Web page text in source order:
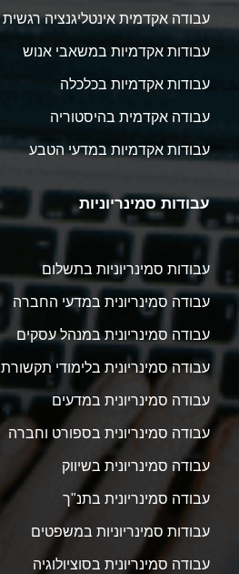
עבודה אקדמית אינטליגנציה רגשית
עבודות אקדמיות במשאבי אנוש
עבודות אקדמיות בכלכלה
עבודה אקדמית בהיסטוריה
עבודות אקדמיות במדעי הטבע
עבודות סמינריוניות
עבודות סמינריוניות בתשלום
עבודה סמינריונית במדעי החברה
עבודה סמינריונית במנהל עסקים
עבודה סמינריונית בלימודי תקשורת
עבודה סמינריונית במדעים
עבודה סמינריונית בספורט וחברה
עבודה סמינריונית בשיווק
עבודה סמינריונית בתנ"ך
עבודות סמינריוניות במשפטים
עבודה סמינריונית בסוציולוגיה